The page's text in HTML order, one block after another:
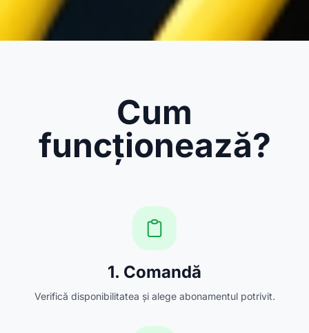
Cum
funcționează?
1. Comandă
Verifică disponibilitatea și alege abonamentul potrivit.